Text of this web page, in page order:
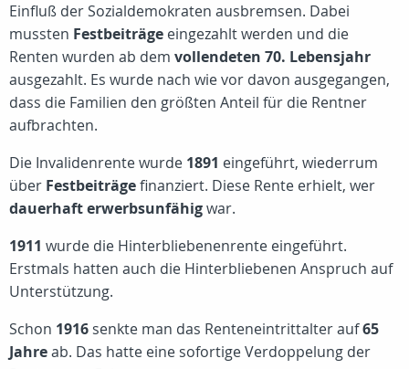
Einfluß der Sozialdemokraten ausbremsen. Dabei
mussten Festbeiträge eingezahlt werden und die
Renten wurden ab dem vollendeten 70. Lebensjahr
ausgezahlt. Es wurde nach wie vor davon ausgegangen,
dass die Familien den größten Anteil für die Rentner
aufbrachten.
Die Invalidenrente wurde 1891 eingeführt, wiederrum
über Festbeiträgefinanziert. Diese Rente erhielt, wer
dauerhaft erwerbsunfähigwar.
1911 wurde die Hinterbliebenenrente eingeführt.
Erstmals hatten auch die Hinterbliebenen Anspruch auf
Unterstützung.
Schon 1916 senkte man das Renteneintrittalter auf65
Jahreab. Das hatte eine sofortige Verdoppelung der